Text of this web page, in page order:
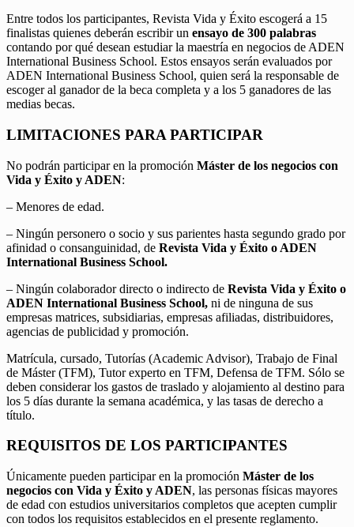
Entre todos los participantes, Revista Vida y Éxito escogerá a 15
finalistas quienes deberán escribir un ensayo de 300 palabras
contando por qué desean estudiar la maestría en negocios de ADEN
International Business School. Estos ensayos serán evaluados por
ADEN International Business School, quien será la responsable de
escoger al ganador de la beca completa y a los 5 ganadores de las
medias becas.
LIMITACIONES PARA PARTICIPAR
No podrán participar en la promoción Máster de los negocios con
Vida y Éxito y ADEN:
– Menores de edad.
– Ningún personero o socio y sus parientes hasta segundo grado por
afinidad o consanguinidad, de Revista Vida y Éxito o ADEN
International Business School.
– Ningún colaborador directo o indirecto de Revista Vida y Éxito o
ADEN International Business School, ni de ninguna de sus
empresas matrices, subsidiarias, empresas afiliadas, distribuidores,
agencias de publicidad y promoción.
Matrícula, cursado, Tutorías (Academic Advisor), Trabajo de Final
de Máster (TFM), Tutor experto en TFM, Defensa de TFM. Sólo se
deben considerar los gastos de traslado y alojamiento al destino para
los 5 días durante la semana académica, y las tasas de derecho a
título.
REQUISITOS DE LOS PARTICIPANTES
Únicamente pueden participar en la promoción Máster de los
negocios con Vida y Éxito y ADEN, las personas físicas mayores
de edad con estudios universitarios completos que acepten cumplir
con todos los requisitos establecidos en el presente reglamento.